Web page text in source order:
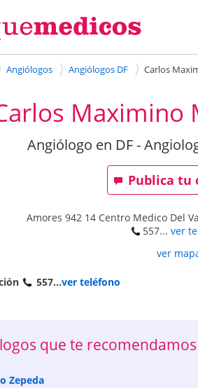
Angiólogos Angiólogos DF Carlos
Maximino
Angiólogo en DF -
Publica tu
Amores 942 14 Centro Medico Del
557... ver
ver
557...ver teléfono
que te recomendamos
Zepeda